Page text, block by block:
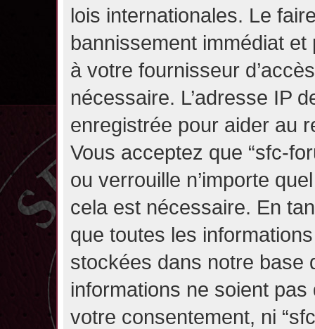
lois internationales. Le
bannissement immédiat
à votre fournisseur
nécessaire. L’adresse IP
enregistrée pour aider au
Vous acceptez que “sfc-
ou verrouille n’importe
cela est nécessaire. En
que toutes les
stockées dans notre base
informations ne soient
votre consentement, ni